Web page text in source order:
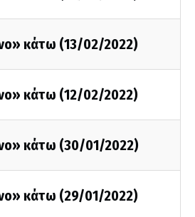
κάτω (13/02/2022)
κάτω (12/02/2022)
κάτω (30/01/2022)
κάτω (29/01/2022)